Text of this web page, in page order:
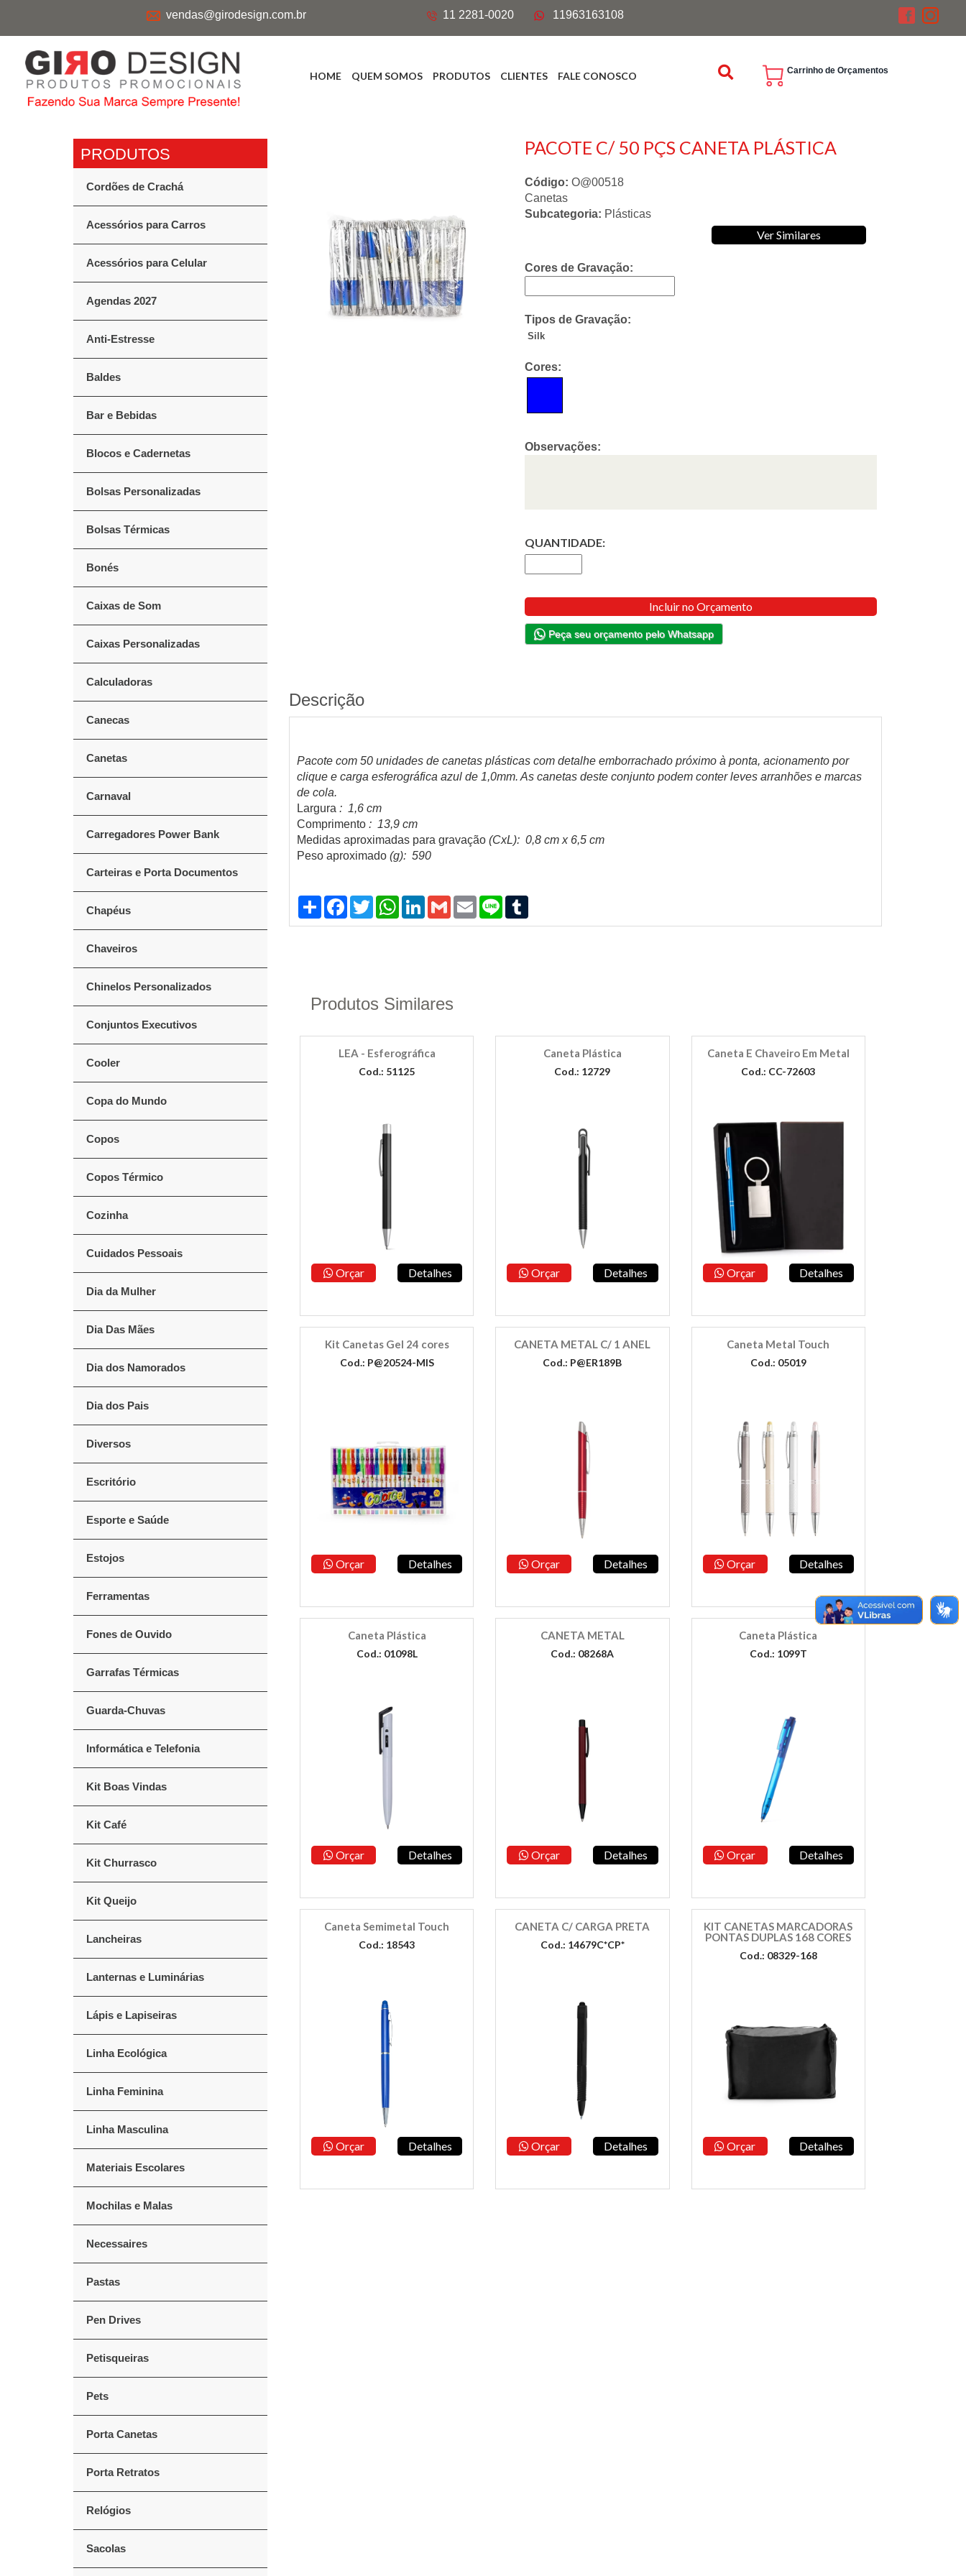
vendas@girodesign.com.br 11 2281-0020 11963163108
HOME QUEM SOMOS PRODUTOS CLIENTES FALE CONOSCO Carrinho de Orçamentos
Cordões de Crachá
Acessórios para Carros
Acessórios para Celular
Agendas 2027
Anti-Estresse
Baldes
Bar e Bebidas
Blocos e Cadernetas
Bolsas Personalizadas
Bolsas Térmicas
Bonés
Caixas de Som
Caixas Personalizadas
Calculadoras
Canecas
Canetas
Carnaval
Carregadores Power Bank
Carteiras e Porta Documentos
Chapéus
Chaveiros
Chinelos Personalizados
Conjuntos Executivos
Cooler
Copa do Mundo
Copos
Copos Térmico
Cozinha
Cuidados Pessoais
Dia da Mulher
Dia Das Mães
Dia dos Namorados
Dia dos Pais
Diversos
Escritório
Esporte e Saúde
Estojos
Ferramentas
Fones de Ouvido
Garrafas Térmicas
Guarda-Chuvas
Informática e Telefonia
Kit Boas Vindas
Kit Café
Kit Churrasco
Kit Queijo
Lancheiras
Lanternas e Luminárias
Lápis e Lapiseiras
Linha Ecológica
Linha Feminina
Linha Masculina
Materiais Escolares
Mochilas e Malas
Necessaires
Pastas
Pen Drives
Petisqueiras
Pets
Porta Canetas
Porta Retratos
Relógios
Sacolas
PACOTE C/ 50 PÇS CANETA PLÁSTICA
Código: O@00518
Canetas
Subcategoria: Plásticas
Ver Similares
Cores de Gravação:
Tipos de Gravação:
Silk
Cores:
Observações:
QUANTIDADE:
Incluir no Orçamento
Peça seu orçamento pelo Whatsapp
Descrição
Pacote com 50 unidades de canetas plásticas com detalhe emborrachado próximo à ponta, acionamento por
clique e carga esferográfica azul de 1,0mm. As canetas deste conjunto podem conter leves arranhões e marcas
de cola.
Largura : 1,6 cm
Comprimento : 13,9 cm
Medidas aproximadas para gravação (CxL): 0,8 cm x 6,5 cm
Peso aproximado (g): 590
Compartilhar
Facebook
TwitterWhatsApp
LinkedIn
GmailEmailLine
Produtos Similares
LEA - Esferográfica
Cod.: 51125
Orçar Detalhes
Caneta Plástica
Cod.: 12729
Orçar Detalhes
Caneta E Chaveiro Em Metal
Cod.: CC-72603
Orçar Detalhes
Kit Canetas Gel 24 cores
Cod.: P@20524-MIS
Orçar Detalhes
CANETA METAL C/ 1 ANEL
Cod.: P@ER189B
Orçar Detalhes
Caneta Metal Touch
Cod.: 05019
Orçar Detalhes
Caneta Plástica
Cod.: 01098L
Orçar Detalhes
CANETA METAL
Cod.: 08268A
Orçar Detalhes
Caneta Plástica
Cod.: 1099T
Orçar Detalhes
Caneta Semimetal Touch
Cod.: 18543
Orçar Detalhes
CANETA C/ CARGA PRETA
Cod.: 14679C*CP*
Orçar Detalhes
KIT CANETAS MARCADORAS
PONTAS DUPLAS 168 CORES
Cod.: 08329-168
Orçar Detalhes